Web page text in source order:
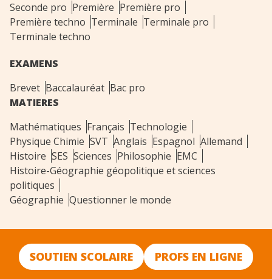
Seconde pro Première Première pro
Première techno Terminale Terminale pro
Terminale techno
EXAMENS
Brevet Baccalauréat Bac pro
MATIERES
Mathématiques Français Technologie
Physique Chimie SVT Anglais Espagnol Allemand
Histoire SES Sciences Philosophie EMC
Histoire-Géographie géopolitique et sciences
politiques
Géographie Questionner le monde
SOUTIEN SCOLAIRE PROFS EN LIGNE